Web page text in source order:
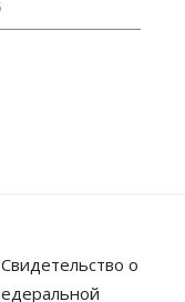
80 лет в
о